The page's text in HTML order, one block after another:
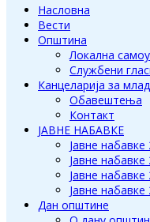
Насловна
Вести
Општина
Локална
Службени
Канцеларија за
Обавештења
Контакт
ЈАВНЕ НАБАВКЕ
Јавне набавке
Јавне набавке
Јавне набавке
Јавне набавке
Дан општине